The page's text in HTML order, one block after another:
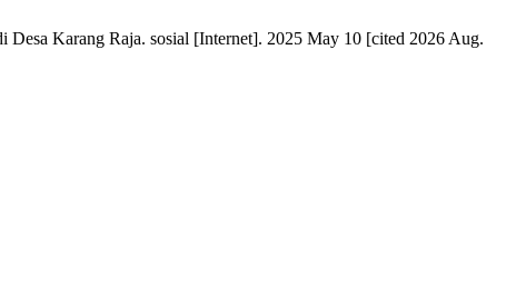
Karang Raja. sosial [Internet]. 2025 May 10 [cited 2026 Aug.